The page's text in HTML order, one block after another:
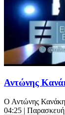
Αντώνης
Ο Αντώνης
04:25 | Παρασκευή